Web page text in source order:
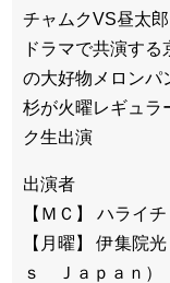
チャムクVS昼太郎
ドラマで共演す
の大好物メロン
杉が火曜レギュ
ク生出演
出演者
【ＭＣ】 ハライ
【月曜】 伊集院
ｓ Ｊａｐａｎ）